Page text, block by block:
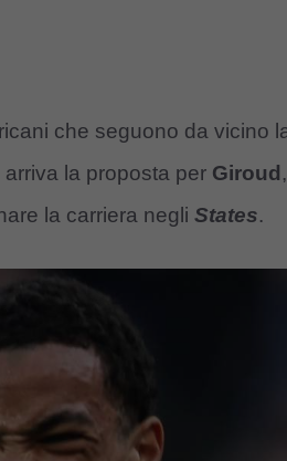
che seguono da vicino
la proposta per Giroud
la carriera negli States.